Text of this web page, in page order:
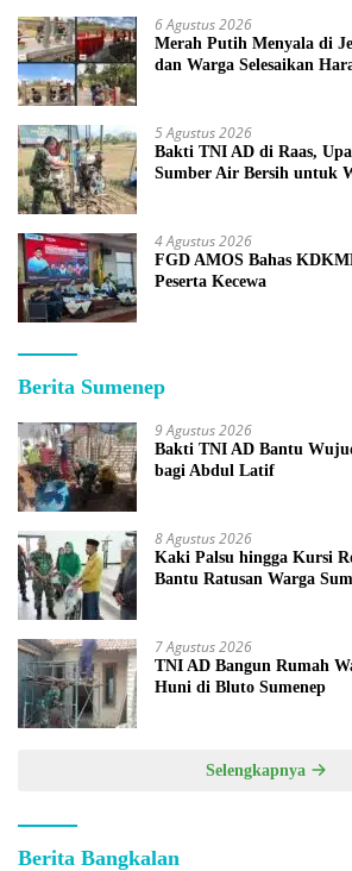
6 Agustus 2026
Merah Putih Menyala di
dan Warga Selesaikan
5 Agustus 2026
Bakti TNI AD di Raas,
Sumber Air Bersih untuk
4 Agustus 2026
FGD AMOS Bahas
Peserta Kecewa
Berita Sumenep
9 Agustus 2026
Bakti TNI AD Bantu
bagi Abdul Latif
8 Agustus 2026
Kaki Palsu hingga Kursi
Bantu Ratusan Warga
7 Agustus 2026
TNI AD Bangun Rumah
Huni di Bluto Sumenep
Selengkapnya
Berita Bangkalan